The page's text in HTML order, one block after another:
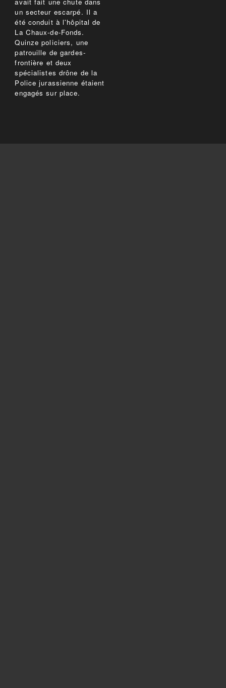
un secteur escarpé. Il a
été conduit à l'hôpital de
La Chaux-de-Fonds.
Quinze policiers, une
patrouille de gardes-
frontière et deux
spécialistes drône de la
Police jurassienne étaient
engagés sur place.